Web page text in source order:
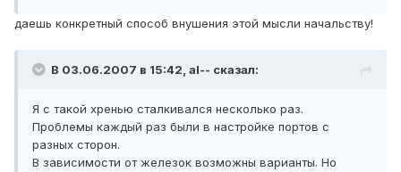
даешь конкретный способ внушения этой мысли начальству!
В 03.06.2007 в 15:42, al-- сказал:
Я с такой хренью сталкивался несколько раз.
Проблемы каждый раз были в настройке портов с
разных сторон.
В зависимости от железок возможны варианты. Но